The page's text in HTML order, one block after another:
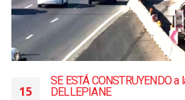
15
SE ESTÁ CONSTRUYENDO a
DELLEPIANE